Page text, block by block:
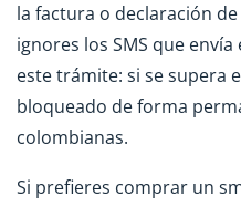
la factura o declaración
ignores los SMS que
este trámite: si se supera
bloqueado de forma
colombianas.
Si prefieres comprar un